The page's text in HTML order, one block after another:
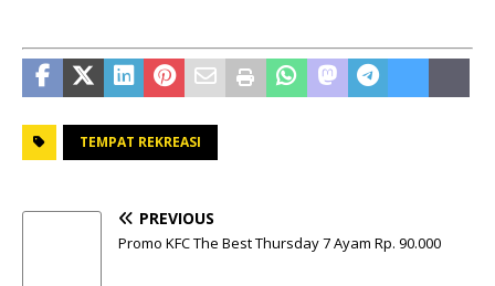
TEMPAT REKREASI
PREVIOUS
Promo KFC The Best Thursday 7 Ayam Rp. 90.000